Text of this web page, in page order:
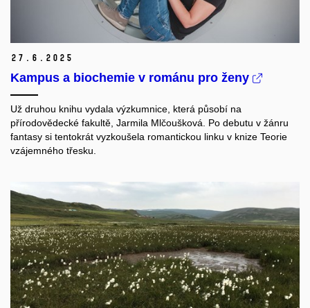
27. 6. 2025
Kampus a biochemie v románu pro ženy
Už druhou knihu vydala výzkumnice, která působí na
přírodovědecké fakultě, Jarmila Mlčoušková. Po debutu v žánru
fantasy si tentokrát vyzkoušela romantickou linku v knize Teorie
vzájemného třesku.